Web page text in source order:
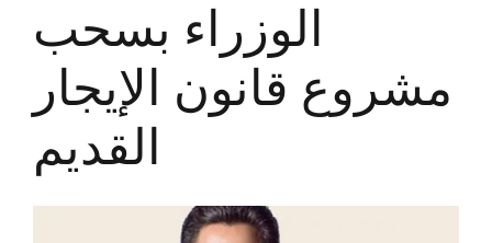
الوزراء بسحب
مشروع قانون الإيجار
القديم